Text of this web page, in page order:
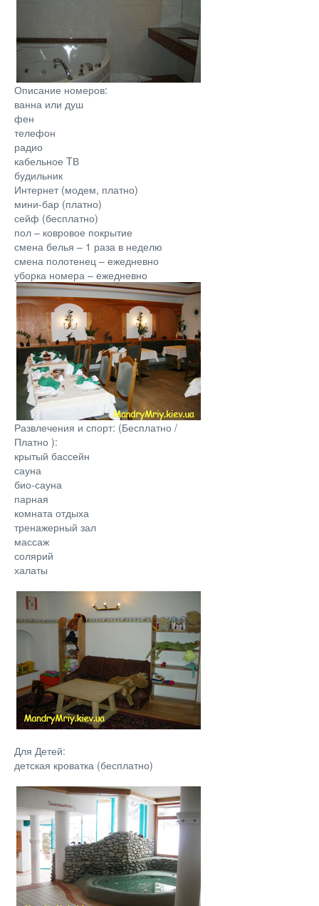
Описание номеров:
ванна или душ
фен
телефон
радио
кабельное TВ
будильник
Интернет (модем, платно)
мини-бар (платно)
сейф (бесплатно)
пол – ковровое покрытие
смена белья – 1 раза в неделю
смена полотенец – ежедневно
уборка номера – ежедневно
Развлечения и спорт: (Бесплатно /
Платно ):
крытый бассейн
сауна
био-сауна
парная
комната отдыха
тренажерный зал
массаж
солярий
халаты
Для Детей:
детская кроватка (бесплатно)